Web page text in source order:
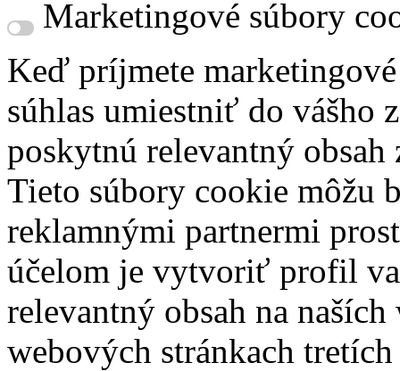
Marketingové súbory
Keď príjmete
súhlas umiestniť do vášho
poskytnú relevantný
Tieto súbory cookie môžu
reklamnými partnermi
účelom je vytvoriť profil
relevantný obsah na
webových stránkach tretích